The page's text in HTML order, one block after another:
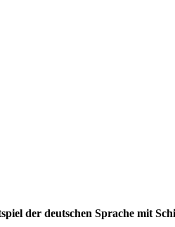
der deutschen Sprache mit